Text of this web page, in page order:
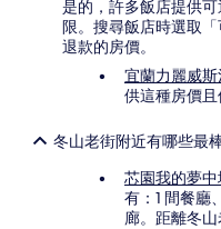
是的，許多飯店提供
限。搜尋飯店時選取
退款的房價。
宜蘭力麗威
供這種房價且
冬山老街附近有哪些最
芯園我的夢中
有：1 間餐廳
廊。距離冬山